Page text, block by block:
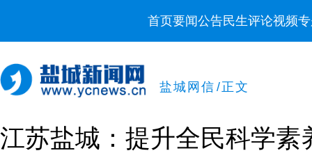
首页要闻公告民生评论视频
盐城网信 /正文
江苏盐城：提升全民科学素